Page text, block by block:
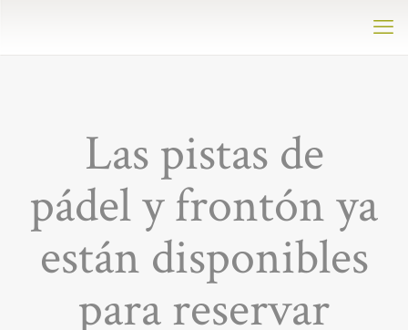
Las pistas de
pádel y frontón ya
están disponibles
para reservar